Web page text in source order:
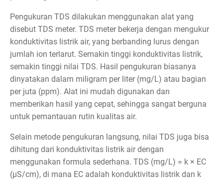
Pengukuran TDS dilakukan menggunakan alat yang
disebut TDS meter. TDS meter bekerja dengan mengukur
konduktivitas listrik air, yang berbanding lurus dengan
jumlah ion terlarut. Semakin tinggi konduktivitas listrik,
semakin tinggi nilai TDS. Hasil pengukuran biasanya
dinyatakan dalam miligram per liter (mg/L) atau bagian
per juta (ppm). Alat ini mudah digunakan dan
memberikan hasil yang cepat, sehingga sangat berguna
untuk pemantauan rutin kualitas air.
Selain metode pengukuran langsung, nilai TDS juga bisa
dihitung dari konduktivitas listrik air dengan
menggunakan formula sederhana. TDS (mg/L) = k × EC
(µS/cm), di mana EC adalah konduktivitas listrik dan k